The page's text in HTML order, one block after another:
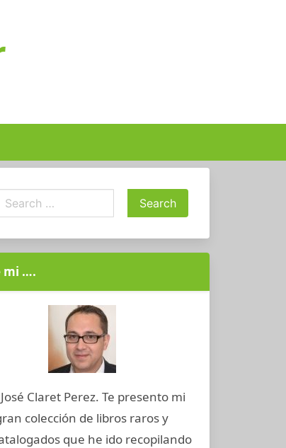
mi ….
Claret Perez. Te presento mi
colección de libros raros y
que he ido recopilando